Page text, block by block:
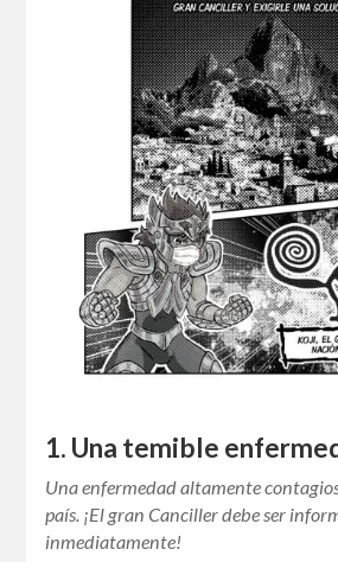
1. Una temible
Una enfermedad altamente
país. ¡El gran Canciller debe ser
inmediatamente!